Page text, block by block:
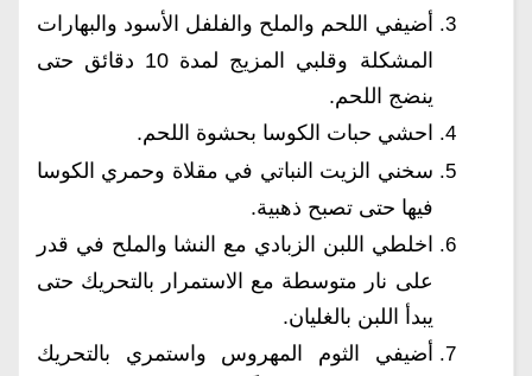
أضيفي اللحم والملح والفلفل الأسود والبهارات
المشكلة وقلبي المزيج لمدة 10 دقائق حتى
ينضج اللحم.
احشي حبات الكوسا بحشوة اللحم.
سخني الزيت النباتي في مقلاة وحمري الكوسا
فيها حتى تصبح ذهبية.
اخلطي اللبن الزبادي مع النشا والملح في قدر
على نار متوسطة مع الاستمرار بالتحريك حتى
يبدأ اللبن بالغليان.
أضيفي الثوم المهروس واستمري بالتحريك